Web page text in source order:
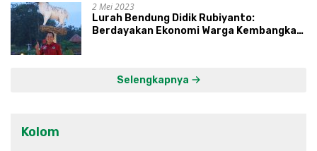
2 Mei 2023
Lurah Bendung Didik Rubiyanto:
Berdayakan Ekonomi Warga Kembangkan
Selengkapnya
Kolom